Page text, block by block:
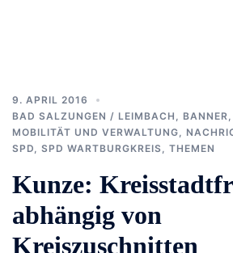
9. APRIL 2016
BAD SALZUNGEN / LEIMBACH
BANNER
MOBILITÄT UND VERWALTUNG
SPD
SPD WARTBURGKREIS THEMEN
Kunze:
abhängig von
Kreiszuschnitten